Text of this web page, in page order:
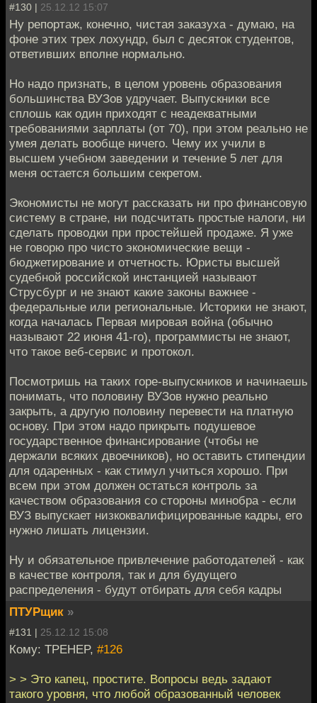
#130 | 25.12.12 15:07
Ну репортаж, конечно, чистая заказуха - думаю, на
фоне этих трех лохундр, был с десяток студентов,
ответивших вполне нормально.
Но надо признать, в целом уровень образования
большинства ВУЗов удручает. Выпускники все
сплошь как один приходят с неадекватными
требованиями зарплаты (от 70), при этом реально не
умея делать вообще ничего. Чему их учили в
высшем учебном заведении и течение 5 лет для
меня остается большим секретом.
Экономисты не могут рассказать ни про финансовую
систему в стране, ни подсчитать простые налоги, ни
сделать проводки при простейшей продаже. Я уже
не говорю про чисто экономические вещи -
бюджетирование и отчетность. Юристы высшей
судебной российской инстанцией называют
Струсбург и не знают какие законы важнее -
федеральные или региональные. Историки не знают,
когда началась Первая мировая война (обычно
называют 22 июня 41-го), программисты не знают,
что такое веб-сервис и протокол.
Посмотришь на таких горе-выпускников и начинаешь
понимать, что половину ВУЗов нужно реально
закрыть, а другую половину перевести на платную
основу. При этом надо прикрыть подушевое
государственное финансирование (чтобы не
держали всяких двоечников), но оставить стипендии
для одаренных - как стимул учиться хорошо. При
всем при этом должен остаться контроль за
качеством образования со стороны минобра - если
ВУЗ выпускает низкоквалифицированные кадры, его
нужно лишать лицензии.
Ну и обязательное привлечение работодателей - как
в качестве контроля, так и для будущего
распределения - будут отбирать для себя кадры
ПТУРщик »
#131 | 25.12.12 15:08
Кому: TPEHEP, #126
> > Это капец, простите. Вопросы ведь задают
такого уровня, что любой образованный человек